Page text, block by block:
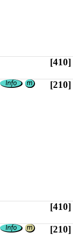
[410]
[210]
[410]
[210]